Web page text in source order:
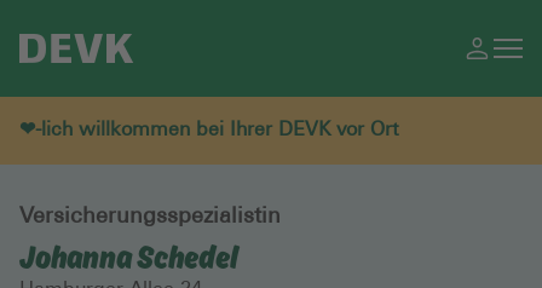
❤-lich willkommen bei Ihrer DEVK vor Ort
Versicherungsspezialistin
Johanna Schedel